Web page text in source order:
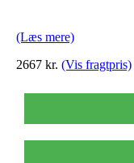
(Læs mere)
2667 kr. (Vis fragtpris)